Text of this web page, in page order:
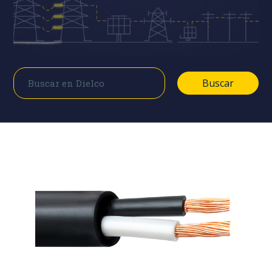
Buscar
Buscar
Buscar